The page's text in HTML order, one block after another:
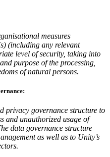
móviles
adecuados
Unity
en el automóvil
de construcción
técnicos
en todo el mundo
measures
(including any relevant
level of security, taking into
purpose of the processing,
of natural persons.
privacy governance structure to
and unauthorized usage of
data governance structure
as well as to Unity’s